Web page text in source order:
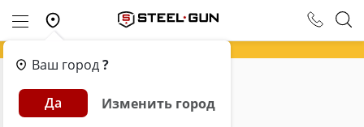
Ваш город?
Да Изменить город
Главная Каталог
Пневматические пистолеты